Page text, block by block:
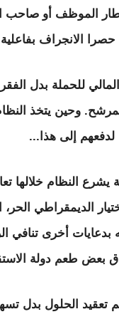
الموظف أو
حصرا الانجراف
للحملة بدل
وحين يتخذ
لدفعهم إلى هذا...
يشرع النظام
الديمقراطي الحر،
أخرى تنافي
بعض طعم دولة
تعقيد الحلول بدل